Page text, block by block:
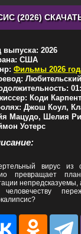
(2026)
выпуска: 2026
США
Фильмы 2026
Коди
Джош Коул,
Мацудо, Шелия
Уотерс
вирус из
превращает
непредсказуемы,